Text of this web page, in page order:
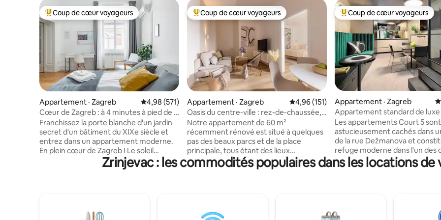
Coup de cœur voyageurs parmi les plus aimés
Coup de cœur voyageurs
Appartement · Zagreb Note moyenne de 4,98 sur 5, 571 commentaires
4,98 (571)
Cœur de Zagreb : à 4 minutes à pied de la
place principale
Franchissez la porte blanche d'un jardin
secret d'un bâtiment du XIXe siècle et
entrez dans un appartement moderne.
En plein cœur de Zagreb ! Le soleil
pénètre par de hautes fenêtres pour
illuminer les parquets magnifiquement
nécessaire pour passer un séjour
Coup de cœur voyageurs parmi les plus aimés
Coup de cœur voyageurs
Appartement · Zagreb Note moyenne de 4,96 sur 5, 151
4,96 (151)
Oasis du centre-ville : rez-de-chaussée,
terrasse et stationnement
Notre appartement de 60 m²
récemment rénové est situé à quelques
pas des beaux parcs et de la place
principale, tous étant des lieux
d'événements de la ville comme le
marché de Noël et les concerts en plein
pouvez laisser votre voiture en toute
Coup de cœur voyageurs
Coup de cœur voyageurs
Appartement · Zagreb
Appartement standard de luxe
duplex
Les appartements Court 5 sont
astucieusement cachés dans
de la rue Dežmanova et
refuge moderne dans l'un des
les plus élégants de la capitale.
serez ravis de nos six
tout à quelques pas des
restaurants, de la vie nocturne
Zrinjevac : les commodités populaires dans les locations de